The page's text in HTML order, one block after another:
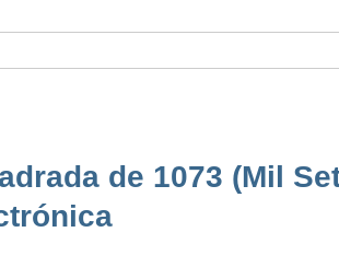
de 1073 (Mil